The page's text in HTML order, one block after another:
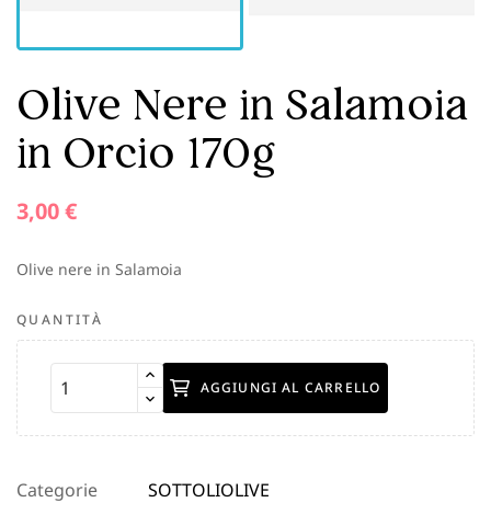
Olive Nere in Salamoia
in Orcio 170g
3,00 €
Olive nere in Salamoia
QUANTITÀ
AGGIUNGI AL CARRELLO
Categorie SOTTOLIOLIVE